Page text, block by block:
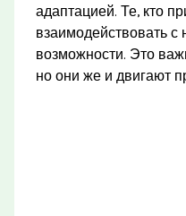
адаптацией. Те, кто
взаимодействовать
возможности. Это
но они же и двигают